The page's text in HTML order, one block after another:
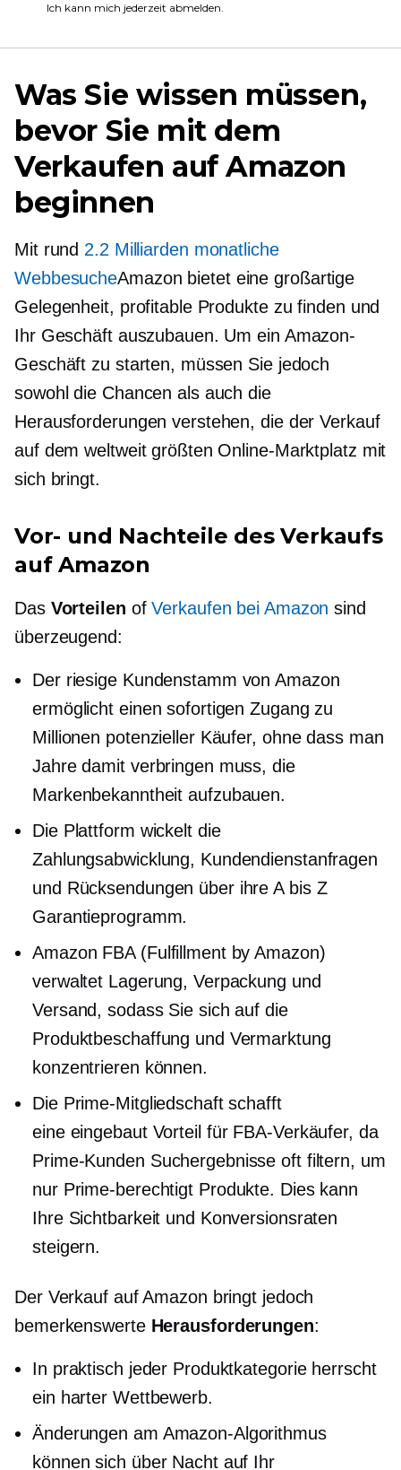
Ich kann mich jederzeit abmelden.
Was Sie wissen müssen,
bevor Sie mit dem
Verkaufen auf Amazon
beginnen
Mit rund 2.2 Milliarden monatliche
WebbesucheAmazon bietet eine großartige
Gelegenheit, profitable Produkte zu finden und
Ihr Geschäft auszubauen. Um ein Amazon-
Geschäft zu starten, müssen Sie jedoch
sowohl die Chancen als auch die
Herausforderungen verstehen, die der Verkauf
auf dem weltweit größten Online-Marktplatz mit
sich bringt.
Vor- und Nachteile des Verkaufs
auf Amazon
Das Vorteilen ofVerkaufen bei Amazon sind
überzeugend:
Der riesige Kundenstamm von Amazon
ermöglicht einen sofortigen Zugang zu
Millionen potenzieller Käufer, ohne dass man
Jahre damit verbringen muss, die
Markenbekanntheit aufzubauen.
Die Plattform wickelt die
Zahlungsabwicklung, Kundendienstanfragen
und Rücksendungen über ihreA bis Z
Garantieprogramm.
Amazon FBA (Fulfillment by Amazon)
verwaltet Lagerung, Verpackung und
Versand, sodass Sie sich auf die
Produktbeschaffung und Vermarktung
konzentrieren können.
Die Prime-Mitgliedschaft schafft
eine eingebautVorteil für FBA-Verkäufer, da
Prime-Kunden Suchergebnisse oft filtern, um
nur Prime-berechtigt Produkte. Dies kann
Ihre Sichtbarkeit und Konversionsraten
steigern.
Der Verkauf auf Amazon bringt jedoch
bemerkenswerte Herausforderungen:
In praktisch jeder Produktkategorie herrscht
ein harter Wettbewerb.
Änderungen am Amazon-Algorithmus
können sich über Nacht auf Ihr